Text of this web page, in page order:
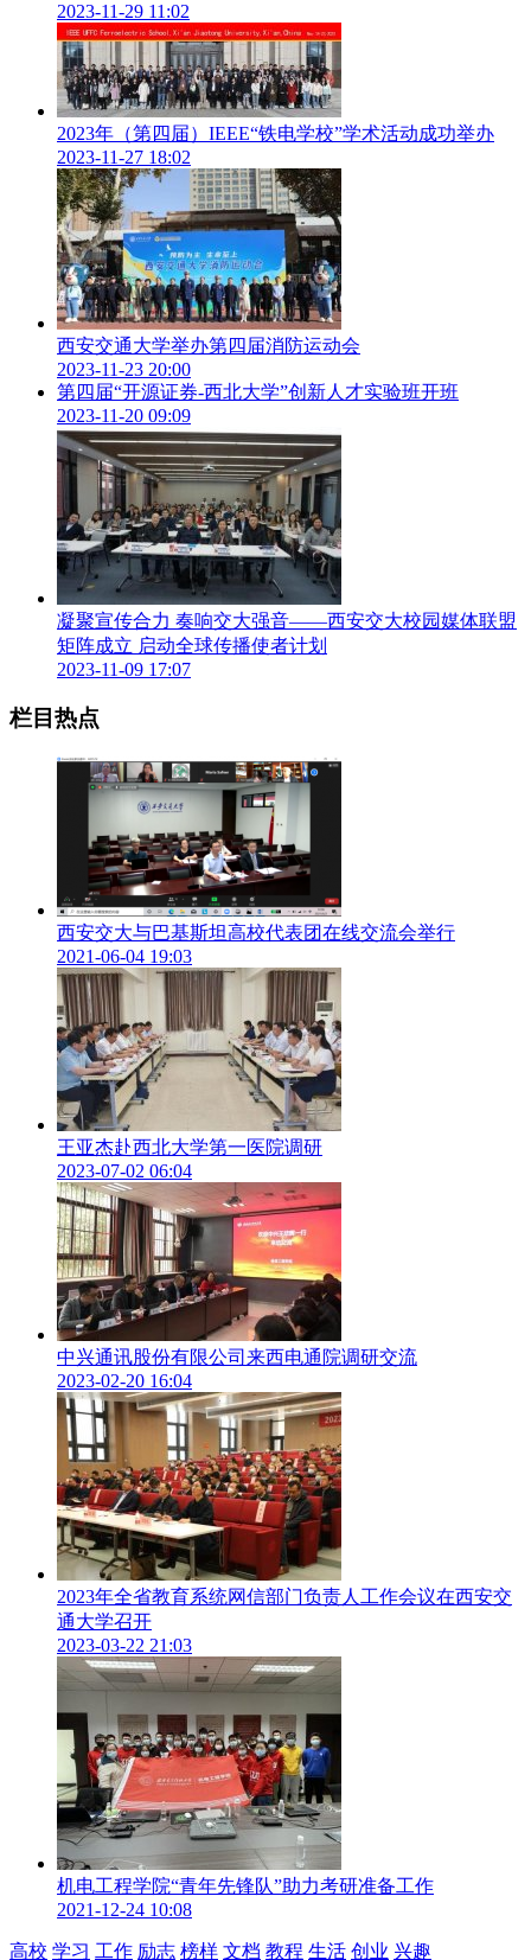
第四届丝路全球商学院MBA 发展论坛是全球硬科技创新大会
的重要组成部分，由西安市科学技术局、西安电子科技大学主
办，西安电子科技大学MBA教育中心、陕西丝路经济管理咨
询研究院联合承办。
张新亮从传承红色基因、电子信息特色鲜明、科技创新优势不
断显现、以扎实学风培养大批优秀人才等方面介绍了西电的发
展情况。他表示，本届论坛在西电承办，是省市对西电的充分
信任和大力支持，更是我们校地融合发展的一个重要节点，学
校愿与省市及百所院校共同携手，为推动“一带一路”高质量发
展提供更有力的支撑。
段宝岩院士以“智能制造与数字经济”为题目，深入浅出地阐述
了我国当下的在技术、制造以及管理方面的现状。他强调，实
体经济是国家经济发展的根基和命脉，数字经济将成为引领未
域和攻坚，推动我国先进制造业取得更快的发展。希望与社会
张荣刚在致辞中对来自全国各地商学教育、MBA教育的同行
表示热烈欢迎，希望与会嘉宾集思广益、开放交流，共同开拓
和探索助力商学教育更好发展的举措。
会上，李志军、张荣刚、程宏伟以及中国人民大学信息管理与
分析系主任朝乐门为“一带一路全球MBA校友创新创业与科技
成果转化基地联盟”揭牌。
柴建作为第四届丝路全球商学院MBA发展论坛轮值主席，在
致辞中对参加本届发展论坛的各位领导、各位嘉宾表示热烈欢
迎，对长期以来支持学校事业发展和经济管理人才教育教学发
展的社会各界表示衷心的感谢。希望与会嘉宾互相深入交流，
增进共识、深化合作、共同书写科技创新和产业发展的新篇
圆桌论坛环节上，西安电子科技大学经济管理学院执行院长柴
建、北京交通大学经济与贸易学院副院长华国伟、湖南大学经
济与贸易学院副院长肖皓、西北农林科技大学经济管理学院兼
副书记夏显力、中国石油大学（北京）克拉玛依校区副院长马
政玮、重庆邮电大学经济管理学院副院长卢安文、西北师范大
学商学院副院长何迎朝等多位嘉宾以商学院MBA办学和校友
经济双链融合为主题，围绕“一带一路”产业链部署创新链等问
题展开深入探讨。案例分享环节，西安交通大学管理学院院长
冯耕中、中国人民大学信息管理与分析系主任朝乐门、兰州大
学经济学院院长、管理学院院长何文盛、陕西工商管理硕士学
院副院长、西安交通大学管理学院副院长田高良作了MBA教
育创新发展与创业典型案例分享。会上还为来自不同行业的优
秀MBA人才进行了颁奖。
灯塔指引共聚星光，交流促进引领成长，“第四届丝路全球商
学院MBA发展论坛·2023全球商学院一带一路创投产业峰
会”成功召开，不仅为MBA教育教学事业提供了发展思路，也
探讨了经济与管理学科服务区域经济发展、落实“一带一路”合
作倡议的发展路径，与会专家学者共同为高质量发展出谋划
策，收获颇丰。
2023-11-29 11:02
2023年（第四届）IEEE“铁电学校”学术活动成功举办
2023-11-27 18:02
西安交通大学举办第四届消防运动会
2023-11-23 20:00
第四届“开源证券-西北大学”创新人才实验班开班
2023-11-20 09:09
凝聚宣传合力 奏响交大强音——西安交大校园媒体联盟
矩阵成立 启动全球传播使者计划
2023-11-09 17:07
栏目热点
西安交大与巴基斯坦高校代表团在线交流会举行
2021-06-04 19:03
王亚杰赴西北大学第一医院调研
2023-07-02 06:04
中兴通讯股份有限公司来西电通院调研交流
2023-02-20 16:04
2023年全省教育系统网信部门负责人工作会议在西安交
通大学召开
2023-03-22 21:03
机电工程学院“青年先锋队”助力考研准备工作
2021-12-24 10:08
高校 学习 工作 励志 榜样 文档 教程 生活 创业 兴趣